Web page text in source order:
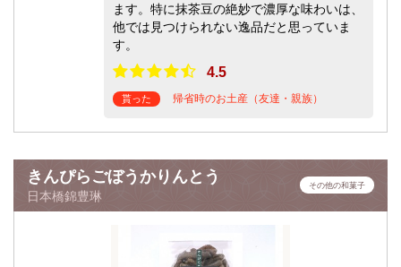
ます。特に抹茶豆の絶妙で濃厚な味わいは、
他では見つけられない逸品だと思っていま
す。
4.5
貰った 帰省時のお土産（友達・親族）
きんぴらごぼうかりんとう
日本橋錦豊琳
その他の和菓子